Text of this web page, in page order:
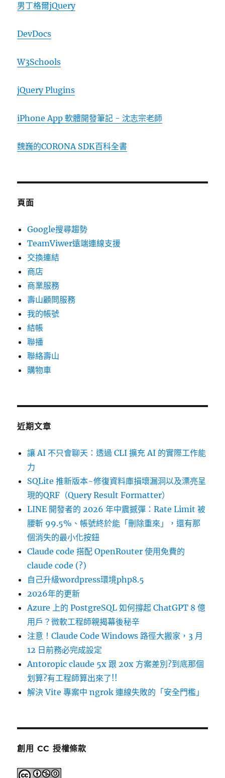
男丁格爾jQuery
DevDocs
W3Schools
jQuery Plugins
iPhone App 軟體開發筆記 - 沈志宗老師
魏巍的CORONA SDK百科全書
頁面
Google搜尋趨勢
TeamViwer遠端連線支援
交換連結
商店
商業服務
壽山顧問服務
我的帳號
結帳
聯播
聯絡壽山
購物車
近期文章
讓 AI 不只會聊天：透過 CLI 擴充 AI 的實際工作能
力
SQLite 推新版本~修復資料庫損壞漏洞以及漂亮呈
現的QRF（Query Result Formatter）
LINE 開發者的 2026 年中震撼彈：Rate Limit 被
腰斬 99.5%、帳號終於能「刪除重來」，還有那
個消失的最小化按鈕
Claude code 搭配 OpenRouter 使用免費的
claude code (?)
自己升級wordpress環境php8.5
2026年的更新
Azure 上的 PostgreSQL 如何撐起 ChatGPT 8 億
用戶？微軟工程師親揭幕後秘辛
注意！Claude Code Windows 路徑大搬家，3 月
12 日前務必完成設定
Antoropic claude 5x 跟 20x 方案差別?到底那個
划算?有工程師算出來了!!
解決 Vite 專案中 ngrok 連線失敗的「安全門檻」
創用 CC 授權條款